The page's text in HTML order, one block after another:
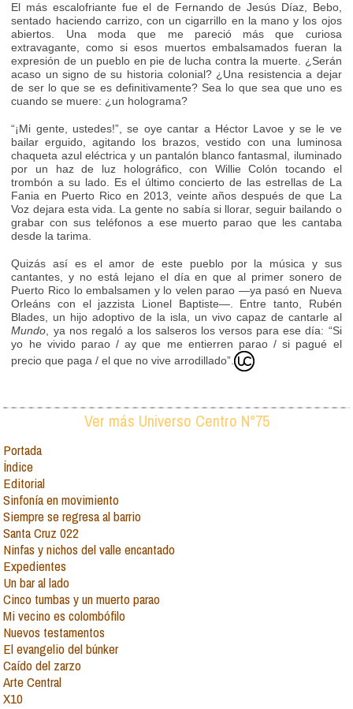
El más escalofriante fue el de Fernando de Jesús Díaz, Bebo,
sentado haciendo carrizo, con un cigarrillo en la mano y los ojos
abiertos. Una moda que me pareció más que curiosa
extravagante, como si esos muertos embalsamados fueran la
expresión de un pueblo en pie de lucha contra la muerte. ¿Serán
acaso un signo de su historia colonial? ¿Una resistencia a dejar
de ser lo que se es definitivamente? Sea lo que sea que uno es
cuando se muere: ¿un holograma?
“¡Mi gente, ustedes!”, se oye cantar a Héctor Lavoe y se le ve
bailar erguido, agitando los brazos, vestido con una luminosa
chaqueta azul eléctrica y un pantalón blanco fantasmal, iluminado
por un haz de luz holográfico, con Willie Colón tocando el
trombón a su lado. Es el último concierto de las estrellas de La
Fania en Puerto Rico en 2013, veinte años después de que La
Voz dejara esta vida. La gente no sabía si llorar, seguir bailando o
grabar con sus teléfonos a ese muerto parao que les cantaba
desde la tarima.
Quizás así es el amor de este pueblo por la música y sus
cantantes, y no está lejano el día en que al primer sonero de
Puerto Rico lo embalsamen y lo velen parao —ya pasó en Nueva
Orleáns con el jazzista Lionel Baptiste—. Entre tanto, Rubén
Blades, un hijo adoptivo de la isla, un vivo capaz de cantarle al
Mundo, ya nos regaló a los salseros los versos para ese día: “Si
yo he vivido parao / ay que me entierren parao / si pagué el
precio que paga / el que no vive arrodillado”.
Ver más Universo Centro N°75
Portada
Índice
Editorial
Sinfonía en movimiento
Siempre se regresa al barrio
Santa Cruz 022
Ninfas y nichos del valle encantado
Expedientes
Un bar al lado
Cinco tumbas y un muerto parao
Mi vecino es colombófilo
Nuevos testamentos
El evangelio del búnker
Caído del zarzo
Arte Central
X10